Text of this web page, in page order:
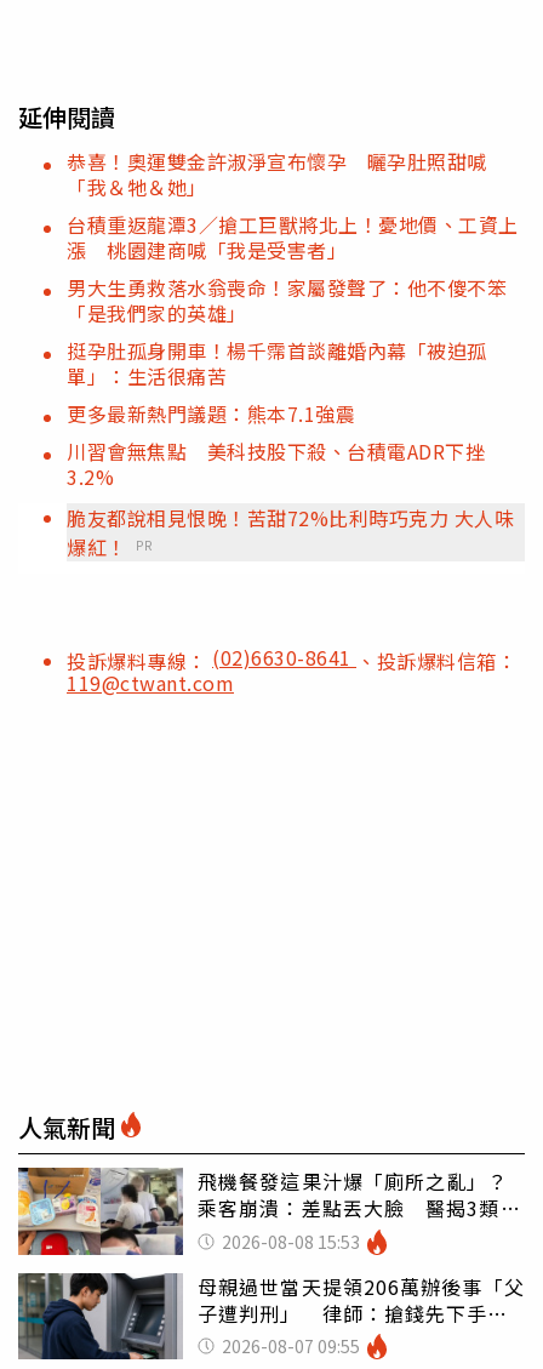
延伸閱讀
恭喜！奧運雙金許淑淨宣布懷孕 曬孕肚照甜喊
「我＆牠＆她」
台積重返龍潭3／搶工巨獸將北上！憂地價、工資上
漲 桃園建商喊「我是受害者」
男大生勇救落水翁喪命！家屬發聲了：他不傻不笨
「是我們家的英雄」
挺孕肚孤身開車！楊千霈首談離婚內幕「被迫孤
單」：生活很痛苦
更多最新熱門議題：熊本7.1強震
川習會無焦點 美科技股下殺、台積電ADR下挫
3.2%
脆友都說相見恨晚！苦甜72%比利時巧克力 大人味
爆紅！
PR
投訴爆料專線： (02)6630-8641 、投訴爆料信箱：
119@ctwant.com
人氣新聞
飛機餐發這果汁爆「廁所之亂」？
乘客崩潰：差點丟大臉 醫揭3類人
別亂喝
2026-08-08 15:53
母親過世當天提領206萬辦後事「父
子遭判刑」 律師：搶錢先下手是
罪 2026-08-07 09:55